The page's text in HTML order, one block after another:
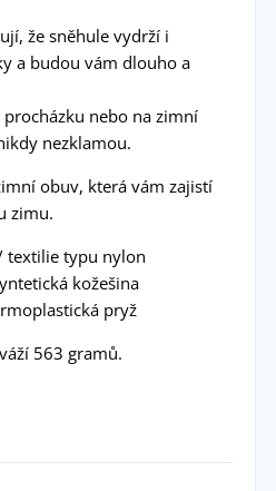
že sněhule vydrží i
a budou vám dlouho a
nebo na zimní
nezklamou.
obuv, která vám zajistí
zimu.
textilie typu nylon
kožešina
pryž
563 gramů.